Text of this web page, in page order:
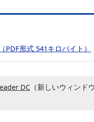
形式 541キロバイト）
DC （新しいウィンド